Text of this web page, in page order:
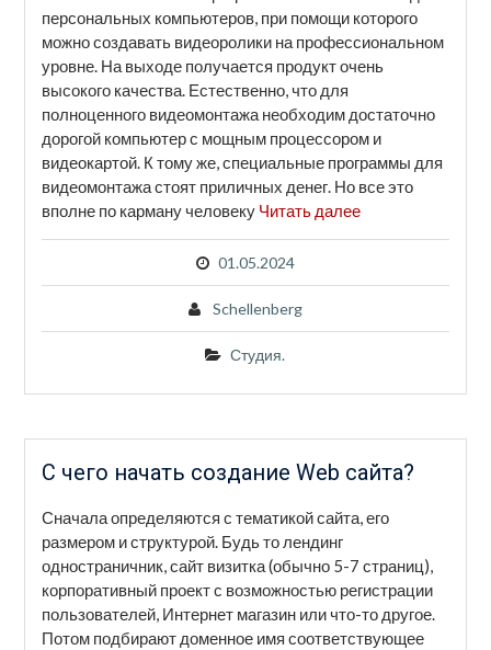
персональных компьютеров, при помощи которого
можно создавать видеоролики на профессиональном
уровне. На выходе получается продукт очень
высокого качества. Естественно, что для
полноценного видеомонтажа необходим достаточно
дорогой компьютер с мощным процессором и
видеокартой. К тому же, специальные программы для
видеомонтажа стоят приличных денег. Но все это
вполне по карману человеку Читать далее
01.05.2024
Schellenberg
Студия.
С чего начать создание Web сайта?
Сначала определяются с тематикой сайта, его
размером и структурой. Будь то лендинг
одностраничник, сайт визитка (обычно 5-7 страниц),
корпоративный проект с возможностью регистрации
пользователей, Интернет магазин или что-то другое.
Потом подбирают доменное имя соответствующее